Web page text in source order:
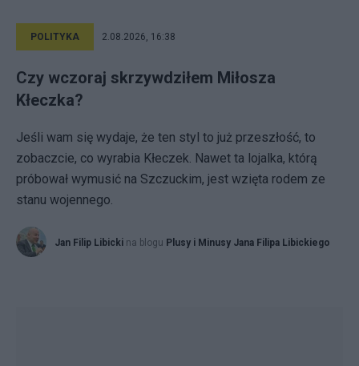
POLITYKA 2.08.2026, 16:38
Czy wczoraj skrzywdziłem Miłosza
Kłeczka?
Jeśli wam się wydaje, że ten styl to już przeszłość, to
zobaczcie, co wyrabia Kłeczek. Nawet ta lojalka, którą
próbował wymusić na Szczuckim, jest wzięta rodem ze
stanu wojennego.
Jan Filip Libicki na blogu Plusy i Minusy Jana Filipa Libickiego